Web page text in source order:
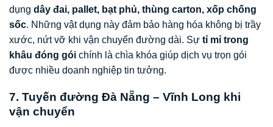
dụng dây đai, pallet, bạt phủ, thùng carton, xốp chống
sốc. Những vật dụng này đảm bảo hàng hóa không bị trầy
xước, nứt vỡ khi vận chuyển đường dài. Sự tỉ mỉ trong
khâu đóng gói chính là chìa khóa giúp dịch vụ trọn gói
được nhiều doanh nghiệp tin tưởng.
7. Tuyến đường Đà Nẵng – Vĩnh Long khi
vận chuyển